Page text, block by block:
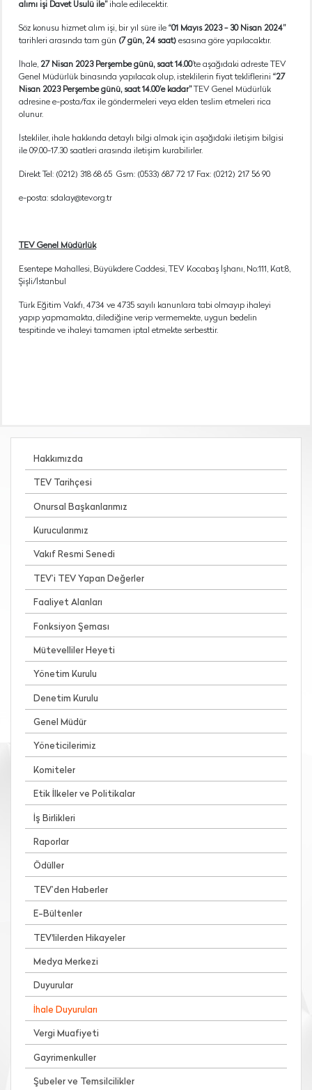
alımı işi Davet Usulü ile” ihale edilecektir.
Söz konusu hizmet alım işi, bir yıl süre ile “01 Mayıs 2023 - 30 Nisan 2024”
tarihleri arasında tam gün (7 gün, 24 saat) esasına göre yapılacaktır.
İhale, 27 Nisan 2023 Perşembe günü, saat 14.00’te aşağıdaki adreste TEV
Genel Müdürlük binasında yapılacak olup, isteklilerin fiyat tekliflerini “27
Nisan 2023 Perşembe günü, saat 14.00’e kadar”
TEV Genel Müdürlük
adresine e-posta/fax ile göndermeleri veya elden teslim etmeleri rica
olunur.
İstekliler, ihale hakkında detaylı bilgi almak için aşağıdaki iletişim bilgisi
ile 09.00-17.30 saatleri arasında iletişim kurabilirler.
Direkt Tel: (0212) 318 68 65 Gsm: (0533) 687 72 17 Fax: (0212) 217 56 90
e-posta: sdalay@tev.org.tr
TEV Genel Müdürlük
Esentepe Mahallesi, Büyükdere Caddesi, TEV Kocabaş İşhanı, No:111, Kat:8,
Şişli/İstanbul
Türk Eğitim Vakfı, 4734 ve 4735 sayılı kanunlara tabi olmayıp ihaleyi
yapıp yapmamakta, dilediğine verip vermemekte, uygun bedelin
tespitinde ve ihaleyi tamamen iptal etmekte serbesttir.
Hakkımızda
TEV Tarihçesi
Onursal Başkanlarımız
Kurucularımız
Vakıf Resmi Senedi
TEV’i TEV Yapan Değerler
Faaliyet Alanları
Fonksiyon Şeması
Mütevelliler Heyeti
Yönetim Kurulu
Denetim Kurulu
Genel Müdür
Yöneticilerimiz
Komiteler
Etik İlkeler ve Politikalar
İş Birlikleri
Raporlar
Ödüller
TEV’den Haberler
E-Bültenler
TEV'lilerden Hikayeler
Medya Merkezi
Duyurular
İhale Duyuruları
Vergi Muafiyeti
Gayrimenkuller
Şubeler ve Temsilcilikler